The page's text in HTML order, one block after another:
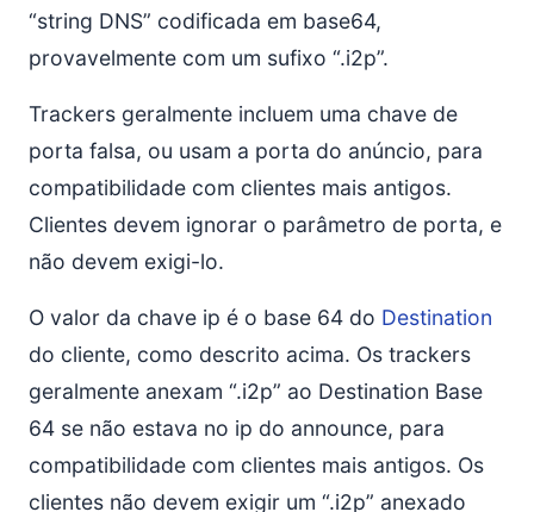
“string DNS” codificada em base64,
provavelmente com um sufixo “.i2p”.
Trackers geralmente incluem uma chave de
porta falsa, ou usam a porta do anúncio, para
compatibilidade com clientes mais antigos.
Clientes devem ignorar o parâmetro de porta, e
não devem exigi-lo.
O valor da chave ip é o base 64 do Destination
do cliente, como descrito acima. Os trackers
geralmente anexam “.i2p” ao Destination Base
64 se não estava no ip do announce, para
compatibilidade com clientes mais antigos. Os
clientes não devem exigir um “.i2p” anexado